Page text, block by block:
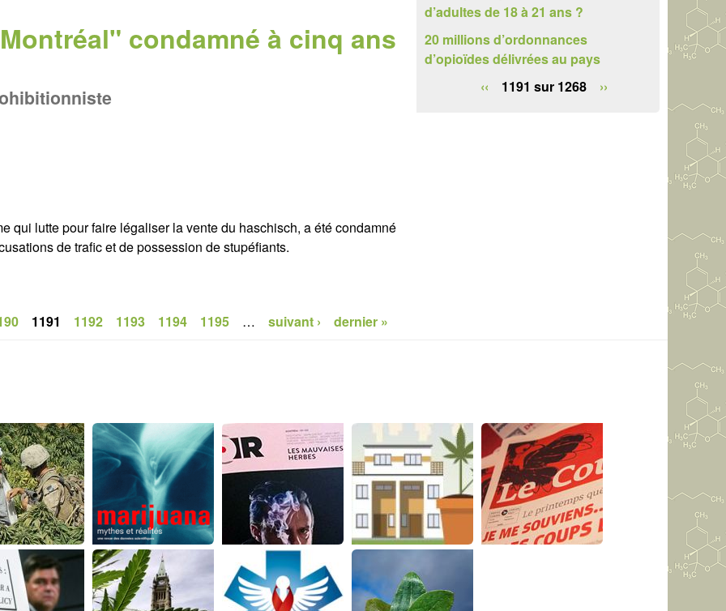
condamné à cinq ans
qui lutte pour faire légaliser la vente du haschisch, a été condamné
de trafic et de possession de stupéfiants.
1191 1192 1193 1194 1195 … suivant › dernier »
c
h
e
d’adultes de 18 à 21 ans ?
20 millions d’ordonnances
d’opioïdes délivrées au pays
‹‹
1191 sur 1268 ››